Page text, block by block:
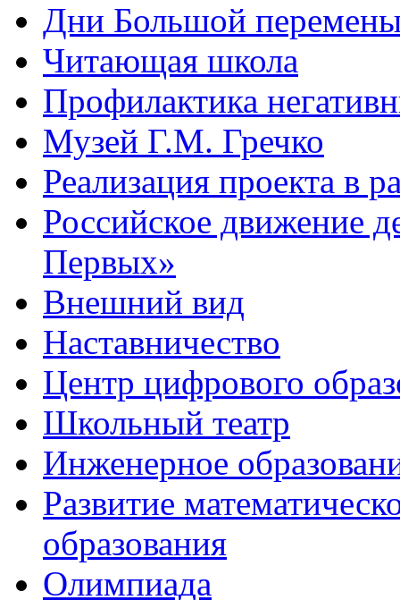
Дни Большой
Читающая школа
Профилактика
Музей Г.М. Гречко
Реализация проекта в
Российское движение
Первых»
Внешний вид
Наставничество
Центр цифрового
Школьный театр
Инженерное
Развитие
образования
Олимпиада